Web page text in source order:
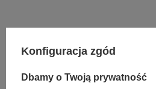
Potrzebujesz pomocy?
Zadaj pytanie a my odpowiemy
najciekawsze pytania i odpowiedzi
Konfiguracja zgód
Dbamy o Twoją prywatność